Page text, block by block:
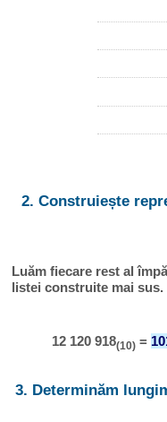
2. Construiește
Luăm fiecare rest al
listei construite mai sus.
12 120 918(10) =
3. Determinăm